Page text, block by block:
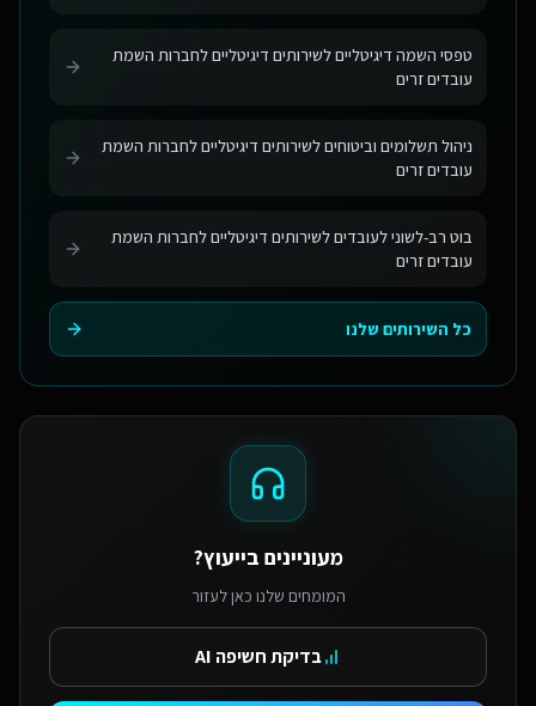
טפסי השמה דיגיטליים לשירותים דיגיטליים לחברות השמת
עובדים זרים
ניהול תשלומים וביטוחים לשירותים דיגיטליים לחברות השמת
עובדים זרים
בוט רב-לשוני לעובדים לשירותים דיגיטליים לחברות השמת
עובדים זרים
כל השירותים שלנו
מעוניינים בייעוץ?
המומחים שלנו כאן לעזור
בדיקת חשיפה AI